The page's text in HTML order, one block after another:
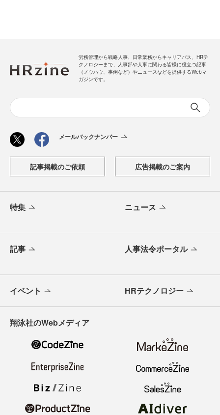
労務管理から戦略人事、日常業務からキャリアパス、HRテ
クノロジーまで、人事部や人事に関わる皆様に役立つ記事
（ノウハウ、事例など）やニュースなどを提供するWebマ
ガジンです。
メールバックナンバー
記事掲載のご依頼 広告掲載のご案内
特集 ニュース
記事 人事法令ポータル
イベント HRテクノロジー
翔泳社のWebメディア